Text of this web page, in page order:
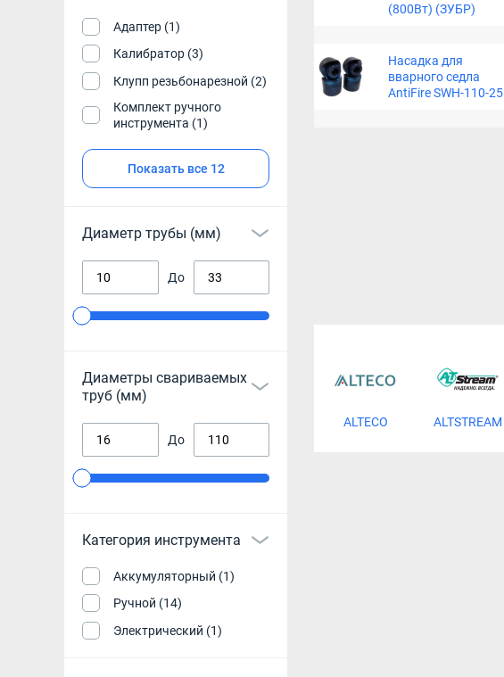
Адаптер (1)
Калибратор (3)
Клупп резьбонарезной (2)
Комплект ручного
инструмента (1)
Показать все 12
Диаметр трубы (мм)
До
Диаметры свариваемых
труб (мм)
До
Категория инструмента
Аккумуляторный (1)
Ручной (14)
Электрический (1)
(800Вт) (ЗУБР)
Насадка для
вварного седла
AntiFire SWH-110-25
ALTECO ALTSTREAM